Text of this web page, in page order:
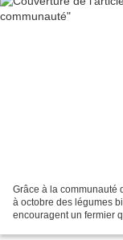
Grâce à la communauté
à octobre des légumes
encouragent un fermier